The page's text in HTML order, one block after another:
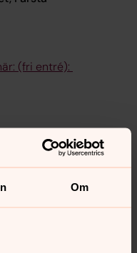
Om
(fri entré):